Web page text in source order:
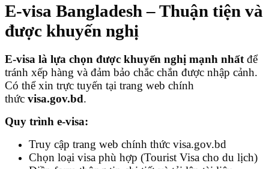
E-visa Bangladesh – Thuận tiện và
được khuyến nghị
E-visa là lựa chọn được khuyến nghị mạnh nhất để
tránh xếp hàng và đảm bảo chắc chắn được nhập cảnh.
Có thể xin trực tuyến tại trang web chính
thức visa.gov.bd.
Quy trình e-visa:
Truy cập trang web chính thức visa.gov.bd
Chọn loại visa phù hợp (Tourist Visa cho du lịch)